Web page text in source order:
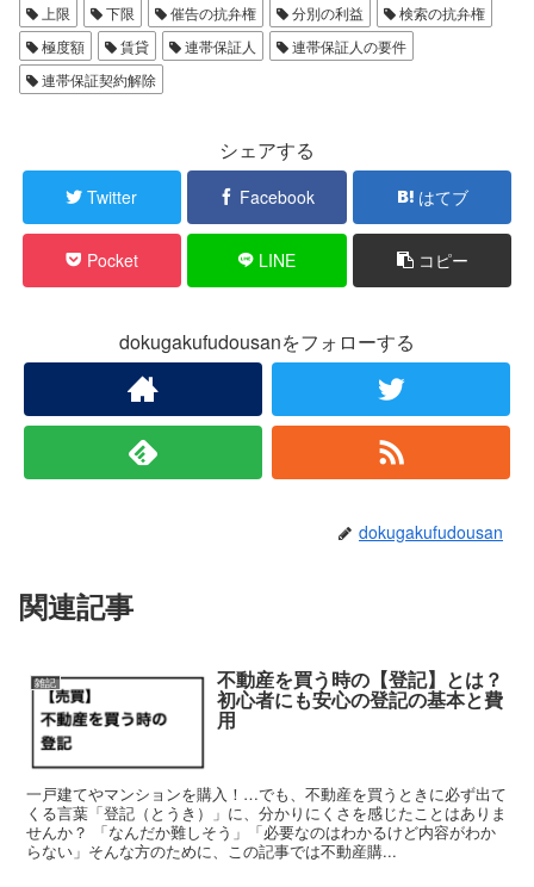
上限 下限 催告の抗弁権 分別の利益
検索の抗弁権
極度額
賃貸 連帯保証人
連帯保証人の要件
連帯保証契約解除
シェアする
Twitter Facebook はてブ
Pocket LINE コピー
dokugakufudousanをフォローする
dokugakufudousan
関連記事
雑記 不動産を買う時の【登記】とは？
初心者にも安心の登記の基本と費
用
一戸建てやマンションを購入！…でも、不動産を買うときに必ず出て
くる言葉「登記（とうき）」に、分かりにくさを感じたことはありま
せんか？ 「なんだか難しそう」「必要なのはわかるけど内容がわか
らない」そんな方のために、この記事では不動産購...